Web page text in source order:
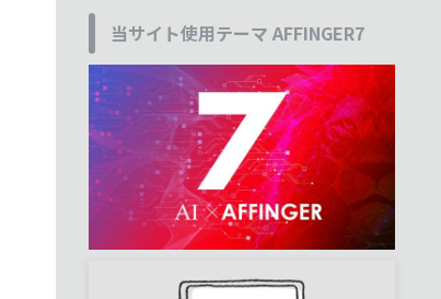
当サイト使用テーマ AFFINGER7